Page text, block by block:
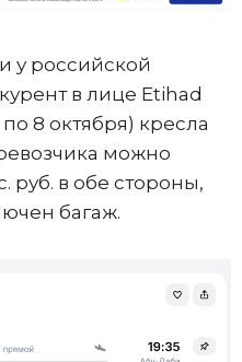
у российской
в лице Etihad
8 октября) кресла
можно
руб. в обе стороны,
багаж.